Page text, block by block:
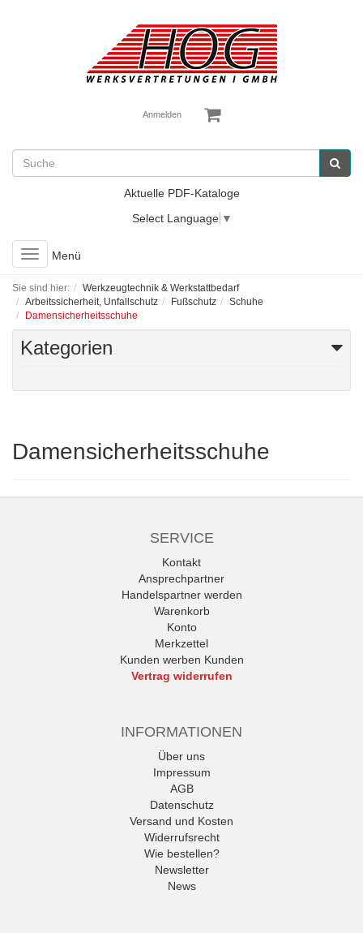
Anmelden
Aktuelle PDF-Kataloge
Select Language ▼
Toggle
navigation
Menü
Sie sind hier:
Werkzeugtechnik & Werkstattbedarf
Arbeitssicherheit, Unfallschutz
Fußschutz
Schuhe
Damensicherheitsschuhe
Kategorien
Damensicherheitsschuhe
SERVICE
Kontakt
Ansprechpartner
Handelspartner werden
Warenkorb
Konto
Merkzettel
Kunden werben Kunden
Vertrag widerrufen
INFORMATIONEN
Über uns
Impressum
AGB
Datenschutz
Versand und Kosten
Widerrufsrecht
Wie bestellen?
Newsletter
News